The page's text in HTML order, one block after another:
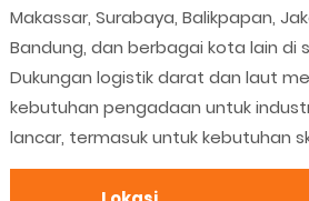
Makassar, Surabaya, Balikpapan,
Bandung, dan berbagai kota lain di
Dukungan logistik darat dan laut
kebutuhan pengadaan untuk
lancar, termasuk untuk kebutuhan